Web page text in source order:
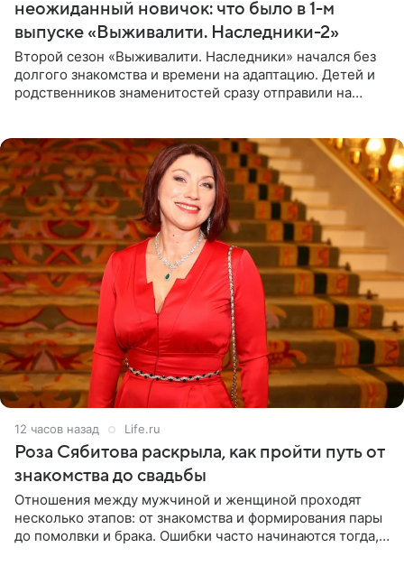
неожиданный новичок: что было в 1-м
выпуске «Выживалити. Наследники-2»
Второй сезон «Выживалити. Наследники» начался без
долгого знакомства и времени на адаптацию. Детей и
родственников знаменитостей сразу отправили на
12 часов назад Life.ru
Роза Сябитова раскрыла, как пройти путь от
знакомства до свадьбы
Отношения между мужчиной и женщиной проходят
несколько этапов: от знакомства и формирования пары
до помолвки и брака. Ошибки часто начинаются тогда,